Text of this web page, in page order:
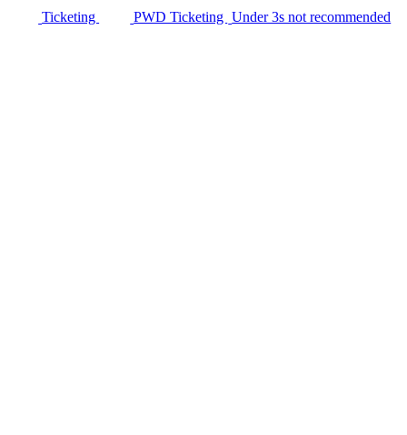
Ticketing PWD Ticketing Under 3s not recommended